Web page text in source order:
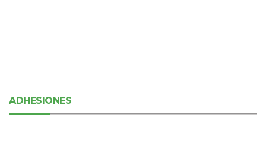
ADHESIONES